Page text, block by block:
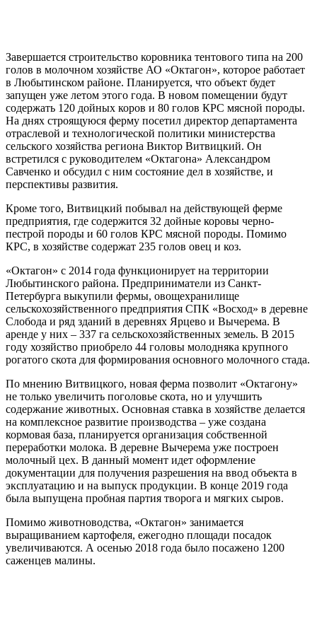
Завершается строительство коровника тентового типа на 200
голов в молочном хозяйстве АО «Октагон», которое работает
в Любытинском районе. Планируется, что объект будет
запущен уже летом этого года. В новом помещении будут
содержать 120 дойных коров и 80 голов КРС мясной породы.
На днях строящуюся ферму посетил директор департамента
отраслевой и технологической политики министерства
сельского хозяйства региона Виктор Витвицкий. Он
встретился с руководителем «Октагона» Александром
Савченко и обсудил с ним состояние дел в хозяйстве, и
перспективы развития.
Кроме того, Витвицкий побывал на действующей ферме
предприятия, где содержится 32 дойные коровы черно-
пестрой породы и 60 голов КРС мясной породы. Помимо
КРС, в хозяйстве содержат 235 голов овец и коз.
«Октагон» с 2014 года функционирует на территории
Любытинского района. Предприниматели из Санкт-
Петербурга выкупили фермы, овощехранилище
сельскохозяйственного предприятия СПК «Восход» в деревне
Слобода и ряд зданий в деревнях Ярцево и Вычерема. В
аренде у них – 337 га сельскохозяйственных земель. В 2015
году хозяйство приобрело 44 головы молодняка крупного
рогатого скота для формирования основного молочного стада.
По мнению Витвицкого, новая ферма позволит «Октагону»
не только увеличить поголовье скота, но и улучшить
содержание животных. Основная ставка в хозяйстве делается
на комплексное развитие производства – уже создана
кормовая база, планируется организация собственной
переработки молока. В деревне Вычерема уже построен
молочный цех. В данный момент идет оформление
документации для получения разрешения на ввод объекта в
эксплуатацию и на выпуск продукции. В конце 2019 года
была выпущена пробная партия творога и мягких сыров.
Помимо животноводства, «Октагон» занимается
выращиванием картофеля, ежегодно площади посадок
увеличиваются. А осенью 2018 года было посажено 1200
саженцев малины.